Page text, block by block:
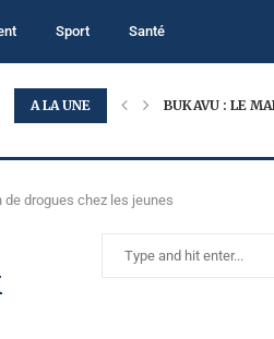
Sport Santé
A LA UNE
LA... BUKAVU : LE
drogues chez les jeunes